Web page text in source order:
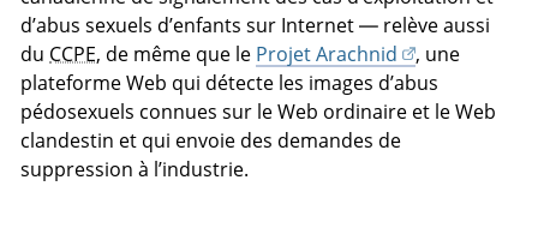
d’abus sexuels d’enfants sur Internet — relève aussi
du CCPE, de même que le Projet Arachnid
, une
plateforme Web qui détecte les images d’abus
pédosexuels connues sur le Web ordinaire et le Web
clandestin et qui envoie des demandes de
suppression à l’industrie.